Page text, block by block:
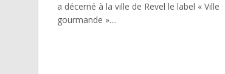
a décerné à la ville de Revel le label « Ville
gourmande »....